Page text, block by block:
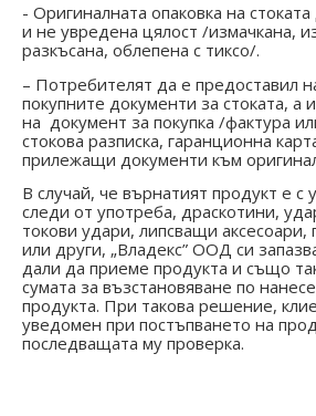
- Оригиналната опаковка на
и не увредена цялост /измачкана,
разкъсана, облепена с тиксо/.
– Потребителят да е предоставил
покупните документи за стоката, а
на документ за покупка /фактура
стокова разписка, гаранционна
прилежащи документи към
В случай, че върнатият продукт е с
следи от употреба, драскотини,
токови удари, липсващи аксесоари,
или други, „Владекс” ООД си
дали да приеме продукта и също
сумата за възстановяване по
продукта. При такова решение,
уведомен при постъпването на
последващата му проверка.